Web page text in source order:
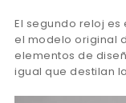
El segundo reloj es
el modelo original
elementos de
igual que destilan